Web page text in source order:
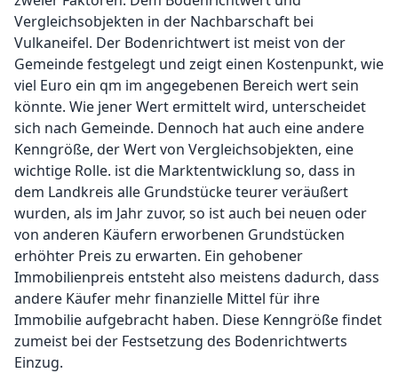
Vergleichsobjekten in der Nachbarschaft bei
Vulkaneifel. Der Bodenrichtwert ist meist von der
Gemeinde festgelegt und zeigt einen Kostenpunkt, wie
viel Euro ein qm im angegebenen Bereich wert sein
könnte. Wie jener Wert ermittelt wird, unterscheidet
sich nach Gemeinde. Dennoch hat auch eine andere
Kenngröße, der Wert von Vergleichsobjekten, eine
wichtige Rolle. ist die Marktentwicklung so, dass in
dem Landkreis alle Grundstücke teurer veräußert
wurden, als im Jahr zuvor, so ist auch bei neuen oder
von anderen Käufern erworbenen Grundstücken
erhöhter Preis zu erwarten. Ein gehobener
Immobilienpreis entsteht also meistens dadurch, dass
andere Käufer mehr finanzielle Mittel für ihre
Immobilie aufgebracht haben. Diese Kenngröße findet
zumeist bei der Festsetzung des Bodenrichtwerts
Einzug.